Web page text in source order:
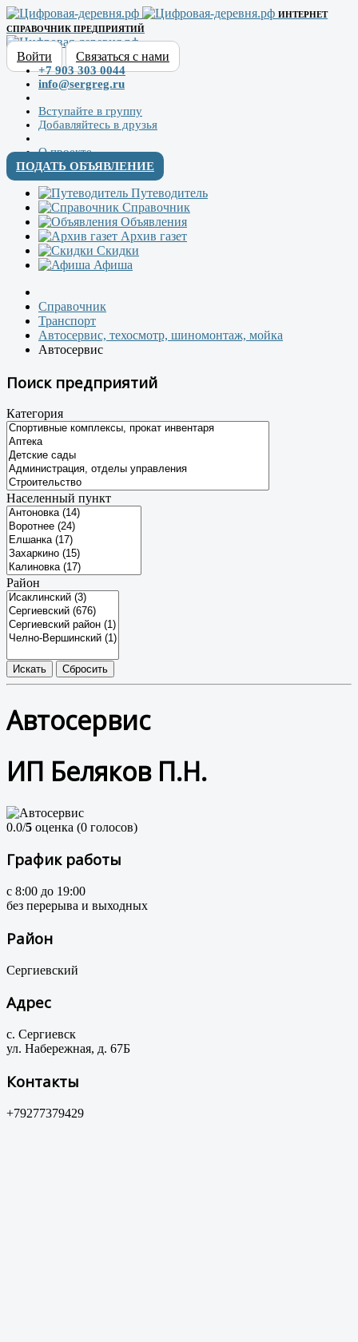
ИНТЕРНЕТ
СПРАВОЧНИК ПРЕДПРИЯТИЙ
Войти Связаться с нами
+7 903 303 0044
info@sergreg.ru
Вступайте в группу
Добавляйтесь в друзья
О проекте
ПОДАТЬ ОБЪЯВЛЕНИЕ
Путеводитель
Справочник
Объявления
Архив газет
Скидки
Афиша
Справочник
Транспорт
Автосервис, техосмотр, шиномонтаж, мойка
Автосервис
Поиск предприятий
Категория
Населенный пункт
Район
Автосервис
ИП Беляков П.Н.
0.0/5 оценка (0 голосов)
График работы
с 8:00 до 19:00
без перерыва и выходных
Район
Сергиевский
Адрес
с. Сергиевск
ул. Набережная, д. 67Б
Контакты
+79277379429